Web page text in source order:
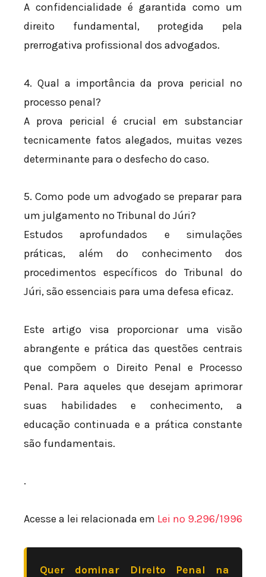
A confidencialidade é garantida como um
direito fundamental, protegida pela
prerrogativa profissional dos advogados.
4. Qual a importância da prova pericial no
processo penal?
A prova pericial é crucial em substanciar
tecnicamente fatos alegados, muitas vezes
determinante para o desfecho do caso.
5. Como pode um advogado se preparar para
um julgamento no Tribunal do Júri?
Estudos aprofundados e simulações
práticas, além do conhecimento dos
procedimentos específicos do Tribunal do
Júri, são essenciais para uma defesa eficaz.
Este artigo visa proporcionar uma visão
abrangente e prática das questões centrais
que compõem o Direito Penal e Processo
Penal. Para aqueles que desejam aprimorar
suas habilidades e conhecimento, a
educação continuada e a prática constante
são fundamentais.
.
Acesse a lei relacionada em Lei nº 9.296/1996
Quer dominar Direito Penal na